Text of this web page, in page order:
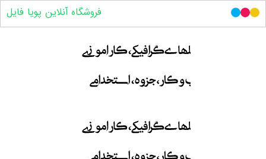
فروشگاه آنلاین پویا فایل